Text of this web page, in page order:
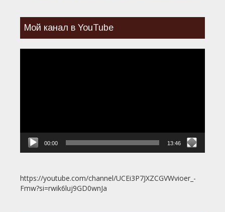
Мой канал в YouTube
00:00 13:46
https://youtube.com/channel/UCEi3P7JXZCGVWvioer_-
Fmw?si=rwik6luj9GD0wnJa